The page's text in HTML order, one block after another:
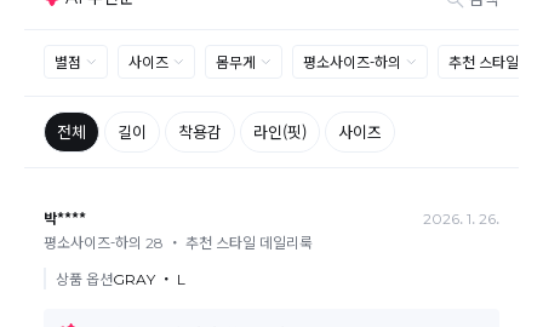
반품/교환 불가능한
보증서, 상품 부자재가 제거 혹은 분실된 경우
시간이 경과되어 재판매가 어려울 정도로 상품가치가 상
배송된 상품이 설치가 완료된 경우(가전, 가구 등)
기타 전자상거래 등에서의 소비자보호에 관한 법률이 정